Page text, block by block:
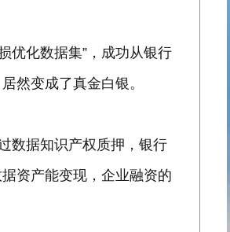
优化数据集”，成功从银行
然变成了真金白银。
数据知识产权质押，银行
资产能变现，企业融资的